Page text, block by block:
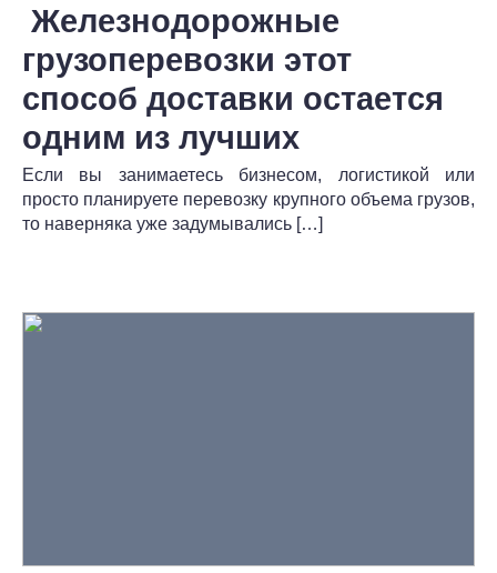
Железнодорожные
грузоперевозки этот
способ доставки остается
одним из лучших
Если вы занимаетесь бизнесом, логистикой или
просто планируете перевозку крупного объема грузов,
то наверняка уже задумывались […]